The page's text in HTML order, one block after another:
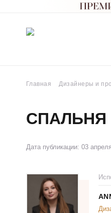
Главная Дизайнеры и
Дата публикации: 03